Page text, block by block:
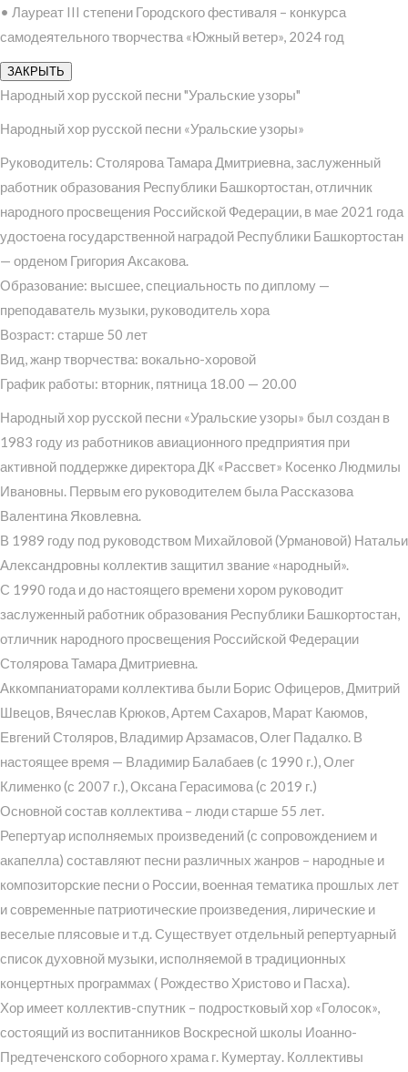
• Лауреат III степени Городского фестиваля – конкурса
самодеятельного творчества «Южный ветер», 2024 год
ЗАКРЫТЬ
Народный хор русской песни "Уральские узоры"
Народный хор русской песни «Уральские узоры»
Руководитель: Столярова Тамара Дмитриевна, заслуженный
работник образования Республики Башкортостан, отличник
народного просвещения Российской Федерации, в мае 2021 года
удостоена государственной наградой Республики Башкортостан
— орденом Григория Аксакова.
Образование: высшее, специальность по диплому —
преподаватель музыки, руководитель хора
Возраст: старше 50 лет
Вид, жанр творчества: вокально-хоровой
График работы: вторник, пятница 18.00 — 20.00
Народный хор русской песни «Уральские узоры» был создан в
1983 году из работников авиационного предприятия при
активной поддержке директора ДК «Рассвет» Косенко Людмилы
Ивановны. Первым его руководителем была Рассказова
Валентина Яковлевна.
В 1989 году под руководством Михайловой (Урмановой) Натальи
Александровны коллектив защитил звание «народный».
С 1990 года и до настоящего времени хором руководит
заслуженный работник образования Республики Башкортостан,
отличник народного просвещения Российской Федерации
Столярова Тамара Дмитриевна.
Аккомпаниаторами коллектива были Борис Офицеров, Дмитрий
Швецов, Вячеслав Крюков, Артем Сахаров, Марат Каюмов,
Евгений Столяров, Владимир Арзамасов, Олег Падалко. В
настоящее время — Владимир Балабаев (с 1990 г.), Олег
Клименко (с 2007 г.), Оксана Герасимова (с 2019 г.)
Основной состав коллектива – люди старше 55 лет.
Репертуар исполняемых произведений (с сопровождением и
акапелла) составляют песни различных жанров – народные и
композиторские песни о России, военная тематика прошлых лет
и современные патриотические произведения, лирические и
веселые плясовые и т.д. Существует отдельный репертуарный
список духовной музыки, исполняемой в традиционных
концертных программах ( Рождество Христово и Пасха).
Хор имеет коллектив-спутник – подростковый хор «Голосок»,
состоящий из воспитанников Воскресной школы Иоанно-
Предтеченского соборного храма г. Кумертау. Коллективы